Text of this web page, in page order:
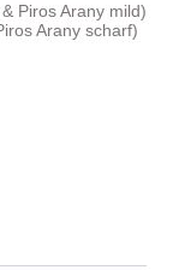
Piros Arany mild)
Arany scharf)